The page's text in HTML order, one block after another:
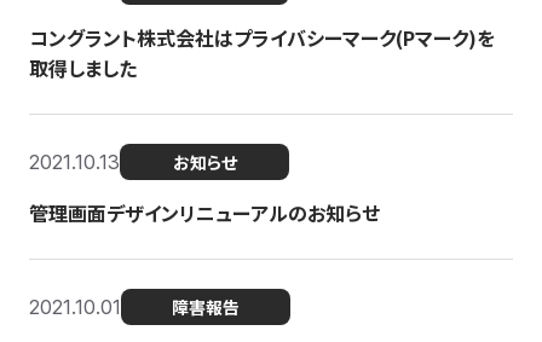
コングラント株式会社はプライバシーマーク(Pマーク)を
取得しました
2021.10.13 お知らせ
管理画面デザインリニューアルのお知らせ
2021.10.01 障害報告